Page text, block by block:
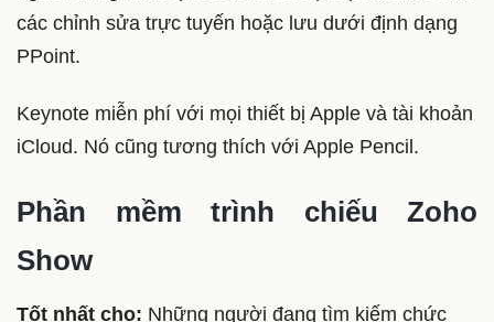
các chỉnh sửa trực tuyến hoặc lưu dưới định dạng
PPoint.
Keynote miễn phí với mọi thiết bị Apple và tài khoản
iCloud. Nó cũng tương thích với Apple Pencil.
Phần mềm trình chiếu Zoho
Show
Tốt nhất cho: Những người đang tìm kiếm chức